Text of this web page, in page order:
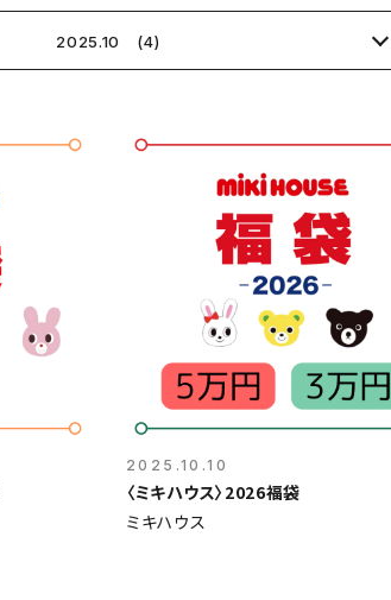
2025.10 (4)
2025.10.10
〈ミキハウス〉2026福袋
ミキハウス